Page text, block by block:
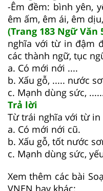
-Êm đềm: bình yên,
êm ấm, êm ái, êm
(Trang 183 Ngữ Văn
nghĩa với từ in đậm
các thành ngữ, tục
a. Có mới nới ....
b. Xấu gỗ, ..... nước
c. Mạnh dùng sức,
Trả lời
Từ trái nghĩa với từ in
a. Có mới nới cũ.
b. Xấu gỗ, tốt nước
c. Mạnh dùng sức,
Xem thêm các bài
VNEN hay khác: